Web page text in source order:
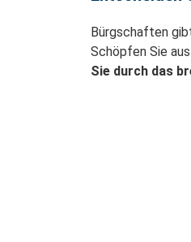
Bürgschaften
Schöpfen Sie
Sie durch das